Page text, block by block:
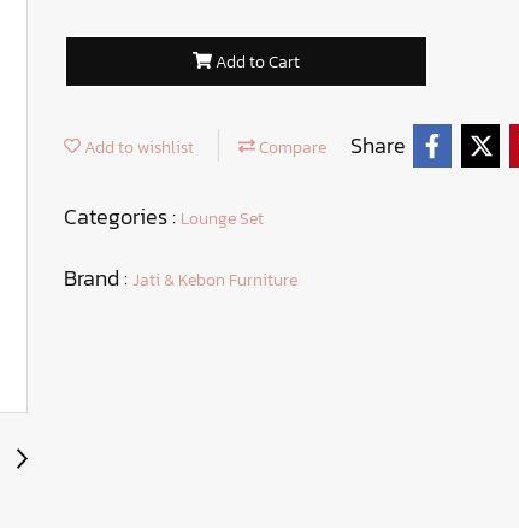
Add to Cart
Add to wishlist Compare Share
Categories : Lounge Set
Brand :Jati & Kebon Furniture